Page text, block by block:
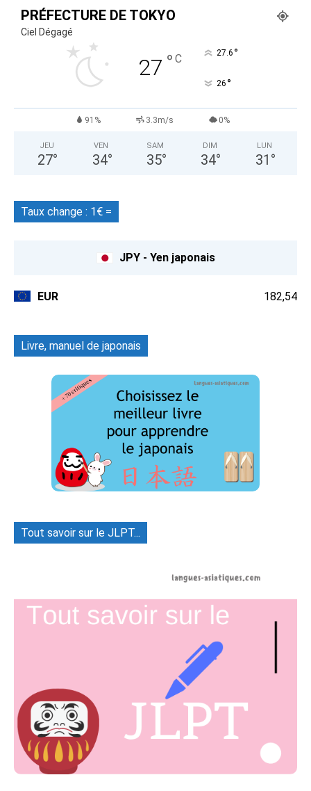
PRÉFECTURE DE TOKYO
Ciel Dégagé
27 ° C 27.6 °
26 °
91% 3.3m/s 0%
JEU
27°
VEN
34°
SAM
35°
DIM
34°
LUN
31 °
Taux change : 1€ =
JPY - Yen japonais
EUR 182,54
Livre, manuel de japonais
Tout savoir sur le JLPT...